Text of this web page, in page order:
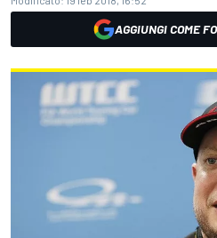
AGGIUNGI COME